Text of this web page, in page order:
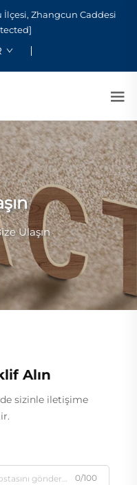
Zhangcun Caddesi
Ulaşın
Alın
sizinle iletişime
0/100